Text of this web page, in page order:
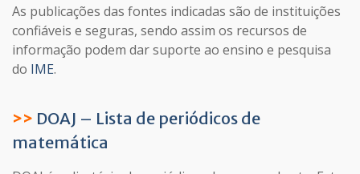
As publicações das fontes indicadas são de instituições
confiáveis e seguras, sendo assim os recursos de
informação podem dar suporte ao ensino e pesquisa
do IME.
>> DOAJ – Lista de periódicos de
matemática